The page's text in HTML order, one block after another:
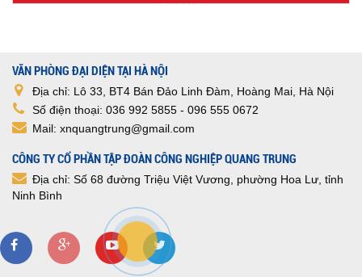
VĂN PHÒNG ĐẠI DIỆN TẠI HÀ NỘI
Địa chỉ: Lô 33, BT4 Bán Đảo Linh Đàm, Hoàng Mai, Hà Nội
Số điện thoại: 036 992 5855 - 096 555 0672
Mail: xnquangtrung@gmail.com
CÔNG TY CỔ PHẦN TẬP ĐOÀN CÔNG NGHIỆP QUANG TRUNG
Địa chỉ: Số 68 đường Triệu Việt Vương, phường Hoa Lư, tỉnh
Ninh Bình